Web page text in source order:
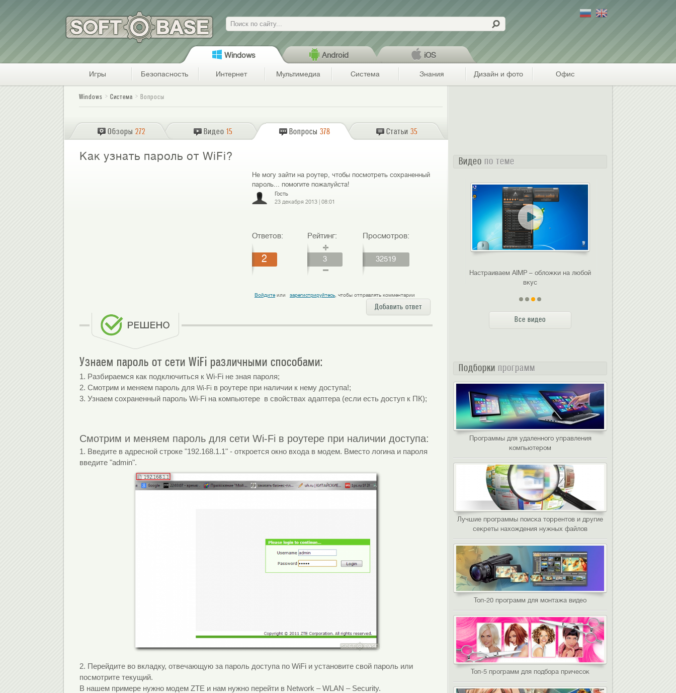
Поиск
Windows Android iOS
Игры Безопасность Интернет Мультимедиа Система Знания Дизайн и фото Офис
Windows Система Вопросы
Обзоры 272 Видео 15 Вопросы 378 Статьи 35
Как узнать пароль от WiFi?
Не могу зайти на роутер, чтобы посмотреть сохраненный
пароль... помогите пожалуйста!
Гость
23 декабря 2013| 08:01
Ответов:
2
Рейтинг:
3
Просмотров:
32519
Войдитеили зарегистрируйтесь, чтобы отправлять комментарии
Добавить ответ
Узнаем пароль от сети WiFi различными способами:
1. Разбираемся как подключиться к Wi-Fi не зная пароля;
2. Смотрим и меняем пароль для Wi-Fi в роутере при наличии к нему доступа!;
3. Узнаем сохраненный пароль Wi-Fi на компьютере в свойствах адаптера (если есть доступ к ПК);
Смотрим и меняем пароль для сети Wi-Fi в роутере при наличии доступа:
1. Введите в адресной строке "192.168.1.1" - откроется окно входа в модем. Вместо логина и пароля
введите "admin".
2. Перейдите во вкладку, отвечающую за пароль доступа по WiFi и установите свой пароль или
посмотрите текущий.
В нашем примере нужно модем ZTE и нам нужно перейти в Network – WLAN – Security.
Видео по теме
Знакомство с меню браузера Mozilla Firefox Как установить ICQ?
Настраиваем AIMP – обложки на любой
вкус
Все видео
Подборки программ
Программы для удаленного управления
компьютером
Лучшие программы поиска торрентов и другие
секреты нахождения нужных файлов
Топ-20 программ для монтажа видео
Топ-5 программ для подбора причесок